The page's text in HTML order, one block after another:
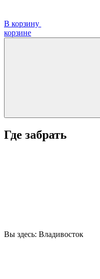
В корзину
корзинe
Где забрать
Вы здесь: Владивосток